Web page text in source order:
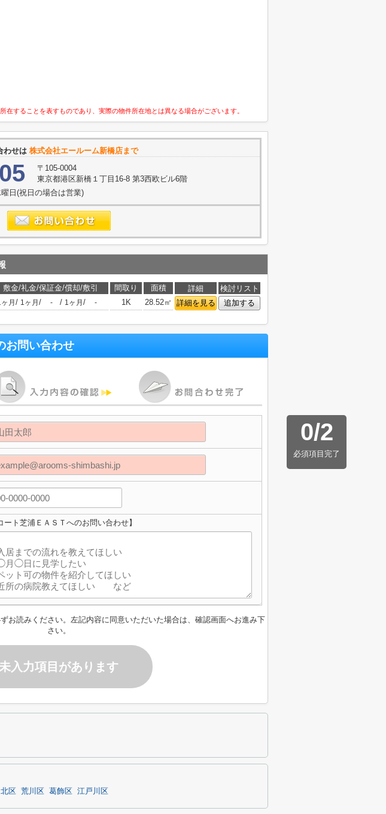
することを表すものであり、実際の物件所在地とは異なる場合がございます。
わせは 株式会社エールーム新橋店まで
〒105-0004
東京都港区新橋１丁目16-8 第3西欧ビル6階
日(祝日の場合は営業)
敷金/礼金/保証金/償却/敷引 間取り 面積 詳細
検討リスト
月 / 1ヶ月 / - / 1ヶ月 / - 1K 28.52㎡ 詳細を見る 追加する
お問い合わせ
0/2
必須項目完了
ート芝浦ＥＡＳＴへのお問い合わせ】
お読みください。左記内容に同意いただいた場合は、確認画面へお進み下
さい。
未入力項目があります
北区 荒川区 葛飾区 江戸川区